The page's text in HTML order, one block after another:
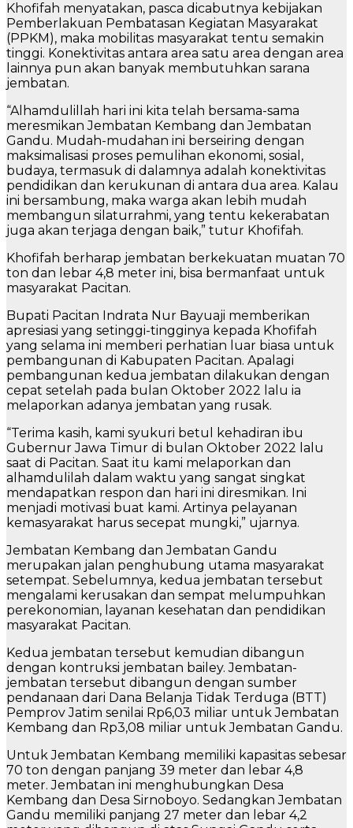
Khofifah menyatakan, pasca dicabutnya kebijakan
Pemberlakuan Pembatasan Kegiatan Masyarakat
(PPKM), maka mobilitas masyarakat tentu semakin
tinggi. Konektivitas antara area satu area dengan area
lainnya pun akan banyak membutuhkan sarana
jembatan.
“Alhamdulillah hari ini kita telah bersama-sama
meresmikan Jembatan Kembang dan Jembatan
Gandu. Mudah-mudahan ini berseiring dengan
maksimalisasi proses pemulihan ekonomi, sosial,
budaya, termasuk di dalamnya adalah konektivitas
pendidikan dan kerukunan di antara dua area. Kalau
ini bersambung, maka warga akan lebih mudah
membangun silaturrahmi, yang tentu kekerabatan
juga akan terjaga dengan baik,” tutur Khofifah.
Khofifah berharap jembatan berkekuatan muatan 70
ton dan lebar 4,8 meter ini, bisa bermanfaat untuk
masyarakat Pacitan.
Bupati Pacitan Indrata Nur Bayuaji memberikan
apresiasi yang setinggi-tingginya kepada Khofifah
yang selama ini memberi perhatian luar biasa untuk
pembangunan di Kabupaten Pacitan. Apalagi
pembangunan kedua jembatan dilakukan dengan
cepat setelah pada bulan Oktober 2022 lalu ia
melaporkan adanya jembatan yang rusak.
“Terima kasih, kami syukuri betul kehadiran ibu
Gubernur Jawa Timur di bulan Oktober 2022 lalu
saat di Pacitan. Saat itu kami melaporkan dan
alhamdulilah dalam waktu yang sangat singkat
mendapatkan respon dan hari ini diresmikan. Ini
menjadi motivasi buat kami. Artinya pelayanan
kemasyarakat harus secepat mungki,” ujarnya.
Jembatan Kembang dan Jembatan Gandu
merupakan jalan penghubung utama masyarakat
setempat. Sebelumnya, kedua jembatan tersebut
mengalami kerusakan dan sempat melumpuhkan
perekonomian, layanan kesehatan dan pendidikan
masyarakat Pacitan.
Kedua jembatan tersebut kemudian dibangun
dengan kontruksi jembatan bailey. Jembatan-
jembatan tersebut dibangun dengan sumber
pendanaan dari Dana Belanja Tidak Terduga (BTT)
Pemprov Jatim senilai Rp6,03 miliar untuk Jembatan
Kembang dan Rp3,08 miliar untuk Jembatan Gandu.
Untuk Jembatan Kembang memiliki kapasitas sebesar
70 ton dengan panjang 39 meter dan lebar 4,8
meter. Jembatan ini menghubungkan Desa
Kembang dan Desa Sirnoboyo. Sedangkan Jembatan
Gandu memiliki panjang 27 meter dan lebar 4,2